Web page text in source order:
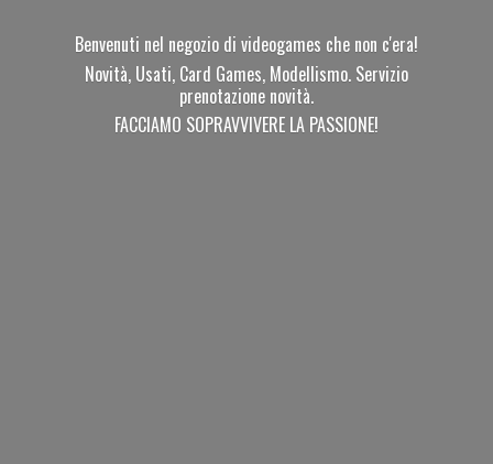
Benvenuti nel negozio di videogames che non c'era!
Novità, Usati, Card Games, Modellismo. Servizio
prenotazione novità.
FACCIAMO SOPRAVVIVERE LA PASSIONE!